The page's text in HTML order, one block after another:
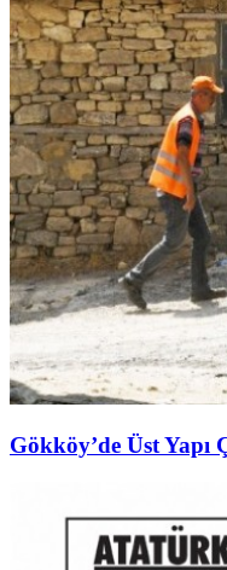
Gökköy’de Üst Yapı